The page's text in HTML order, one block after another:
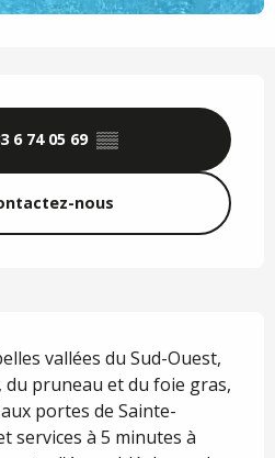
6 74 05 69 ▒▒
nous
vallées du Sud-Ouest,
du pruneau et du foie gras,
portes de Sainte-
services à 5 minutes à